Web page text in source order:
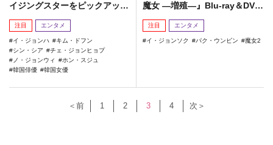
イジングスターをピックアッ
プ！
注目 エンタメ
イ・ジョンハ
キム・ドフン
シン・シア
チェ・ジョンヒョプ
ノ・ジョンウィ
ホン・スジュ
韓国俳優
韓国女優
魔女 ―増殖―』Blu-ray＆DVD
リリース！
注目 エンタメ
イ・ジョンソク パク・ウンビン 魔女2
＜前 1 2 3 4 次＞